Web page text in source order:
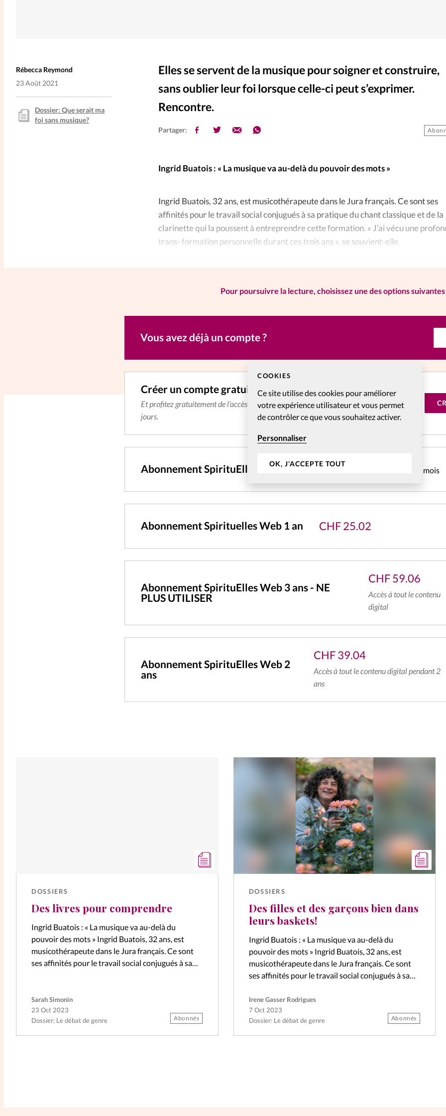
COOKIES
Ce site utilise des cookies pour améliorer
votre expérience utilisateur et vous permet
de contrôler ce que vous souhaitez activer.
Personnaliser
OK, J'ACCEPTE TOUT
Elles se servent de la musique pour soigner et construire,
sans oublier leur foi lorsque celle-ci peut s’exprimer.
Rencontre.
Rébecca Reymond
23 Août 2021
Partager:
Ingrid Buatois : « La musique va au-delà du pouvoir des mots »
Ingrid Buatois, 32 ans, est musicothérapeute dans le Jura français. Ce sont ses
affinités pour le travail social conjugués à sa pratique du chant classique et de la
clarinette qui la poussent à entreprendre cette formation. « J’ai vécu une
trans- formation personnelle durant ces trois ans », se souvient-elle.
Dossier: Que serait ma
foi sans musique?
Pour poursuivre la lecture, choisissez une des options suivantes
Vous avez déjà un compte ?
Créer un compte gratuitement
Et profitez gratuitement de l'accès aux articles web réservés aux abonnés pendant 14
jours.
Abonnement SpirituElles Web mensuel CHF pendant 1 mois
Abonnement Spirituelles Web 1 an CHF25.02
Abonnement SpirituElles Web 3 ans - NE
PLUS UTILISER
CHF59.06
Accès à tout le contenu
digital
Abonnement SpirituElles Web 2
ans
CHF39.04
Accès à tout le contenu digital pendant 2
ans
DOSSIERS
Des livres pour comprendre
Ingrid Buatois : « La musique va au-delà du
pouvoir des mots » Ingrid Buatois, 32 ans, est
musicothérapeute dans le Jura français. Ce sont
ses affinités pour le travail social conjugués à sa
Dossier: Le débat de genre
Sarah Simonin
23 Oct 2023
Abonnés
DOSSIERS
Des filles et des garçons bien dans
leurs baskets!
Ingrid Buatois : « La musique va au-delà du
pouvoir des mots » Ingrid Buatois, 32 ans, est
musicothérapeute dans le Jura français. Ce sont
ses affinités pour le travail social conjugués à sa
Dossier: Le débat de genre
Irene Gasser Rodrigues
7 Oct 2023
Abonnés